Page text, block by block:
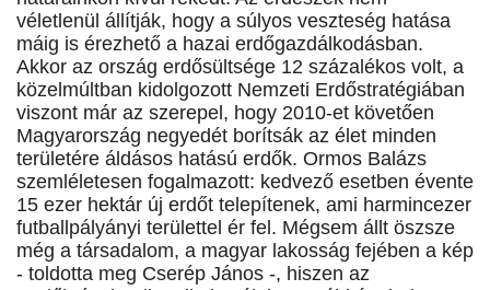
véletlenül állítják, hogy a súlyos veszteség hatása
máig is érezhető a hazai erdőgazdálkodásban.
Akkor az ország erdősültsége 12 százalékos volt, a
közelmúltban kidolgozott Nemzeti Erdőstratégiában
viszont már az szerepel, hogy 2010-et követően
Magyarország negyedét borítsák az élet minden
területére áldásos hatású erdők. Ormos Balázs
szemléletesen fogalmazott: kedvező esetben évente
15 ezer hektár új erdőt telepítenek, ami harmincezer
futballpályányi területtel ér fel. Mégsem állt öszsze
még a társadalom, a magyar lakosság fejében a kép
- toldotta meg Cserép János -, hiszen az